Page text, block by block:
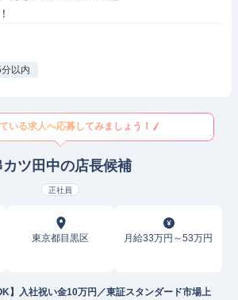
以内
いる求人へ応募してみましょう！
カツ田中の店長候補
正社員
東京都目黒区 月給33万円～53万円
】入社祝い金10万円／東証スタンダード市場上